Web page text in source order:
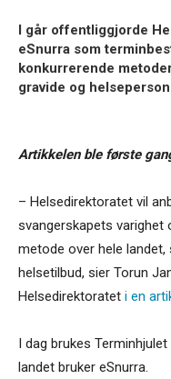
I går offentliggjorde
eSnurra som
konkurrerende
gravide og
Artikkelen ble første
– Helsedirektoratet vil
svangerskapets
metode over hele landet,
helsetilbud, sier Torun
Helsedirektoratet i en
I dag brukes
landet bruker eSnurra.